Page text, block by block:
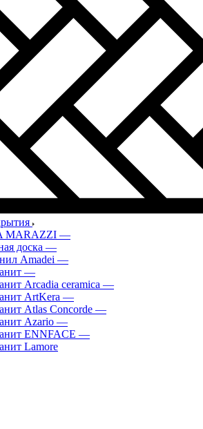
MARAZZI —
доска —
Amadei —
—
Arcadia ceramica —
ArtKera —
Atlas Concorde —
Azario —
ENNFACE —
Lamore